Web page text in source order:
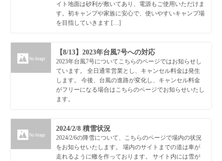
イト地面は砂利が敷いてあり、電源もご使用いただけま
す。初キャンプや家族に安心で、使いやすいキャンプ場
を目指していきます […]
【8/13】2023年台風7号への対応
2023年台風7号についてこちらのページではお知らせし
ています。 全日通常営業とし、キャンセル料金は発生
します。 今後、台風の進路が変化し、キャンセル料金
がフリーになる場合はこちらのページでお知らせいたし
ます。
2024/2/8 積雪状況
2024/2/6の降雪について、こちらのページで場内の状況
をお知らせいたします。 場内のサイトまでの道は車が
走れるように轍を作っております。 サイト内には雪が